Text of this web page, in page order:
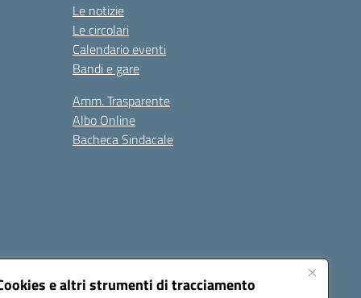
e altri strumenti di tracciamento
Le notizie
Le circolari
Calendario eventi
Bandi e gare
Amm. Trasparente
Albo Online
Bacheca Sindacale
Seguici su: